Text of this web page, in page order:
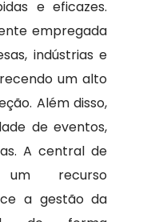
e eficazes.
empregada
indústrias e
um alto
Além disso,
de eventos,
A central de
recurso
a gestão da